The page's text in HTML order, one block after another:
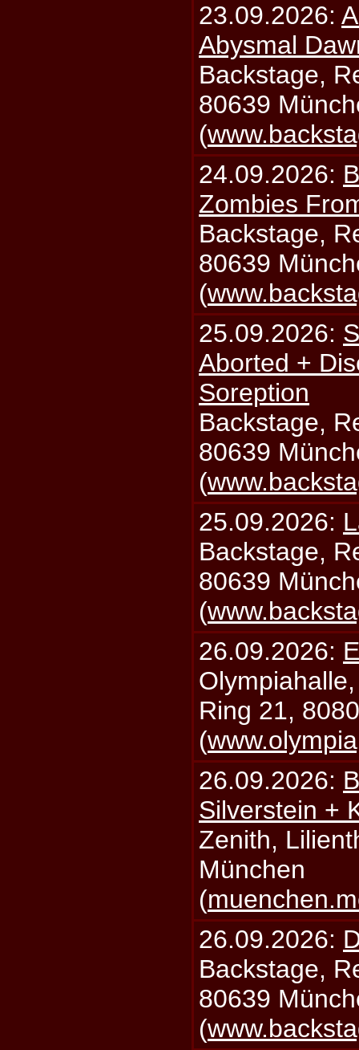
23.09.2026:
Abysmal
Backstage,
80639
(
24.09.2026:
Zombies
Backstage,
80639
(
25.09.2026:
Aborted +
Soreption
Backstage,
80639
(
25.09.2026:
Backstage,
80639
(
26.09.2026:
Ring 21,
(
26.09.2026:
Silverstein +
Zenith,
München
(
26.09.2026:
Backstage,
80639
(